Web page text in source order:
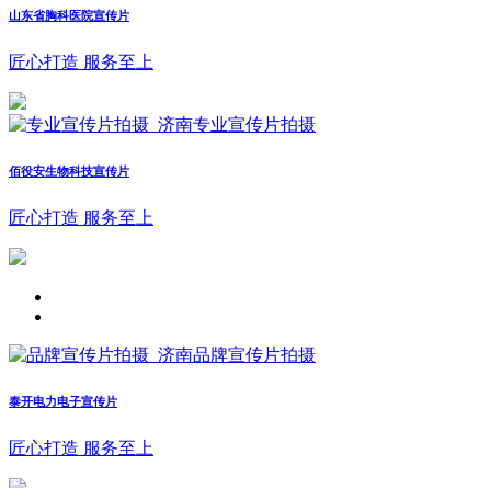
山东省胸科医院宣传片
匠心打造 服务至上
佰役安生物科技宣传片
匠心打造 服务至上
泰开电力电子宣传片
匠心打造 服务至上